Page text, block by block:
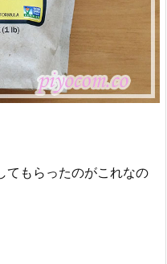
てもらったのがこれなの